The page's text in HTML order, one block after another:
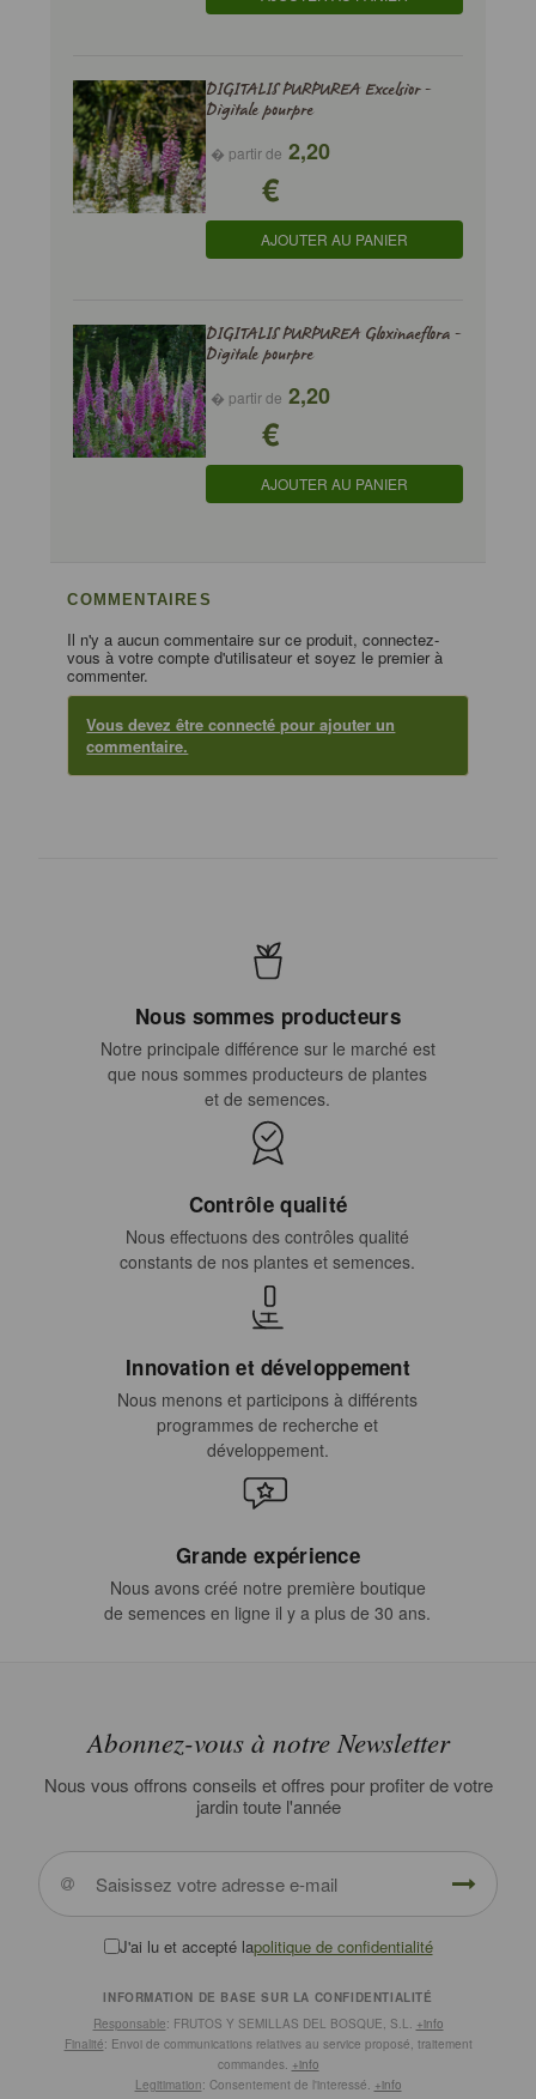
DIGITALIS PURPUREA Excelsior -
Digitale pourpre
� partir de 2,20
€
AJOUTER AU PANIER
DIGITALIS PURPUREA Gloxinaeflora -
Digitale pourpre
� partir de 2,20
€
AJOUTER AU PANIER
COMMENTAIRES
Il n'y a aucun commentaire sur ce produit, connectez-
vous à votre compte d'utilisateur et soyez le premier à
commenter.
Vous devez être connecté pour ajouter un
commentaire.
Nous sommes producteurs
Notre principale différence sur le marché est
que nous sommes producteurs de plantes
et de semences.
Contrôle qualité
Nous effectuons des contrôles qualité
constants de nos plantes et semences.
Innovation et développement
Nous menons et participons à différents
programmes de recherche et
développement.
Grande expérience
Nous avons créé notre première boutique
de semences en ligne il y a plus de 30 ans.
Abonnez-vous à notre Newsletter
Nous vous offrons conseils et offres pour profiter de votre
jardin toute l'année
J'ai lu et accepté lapolitique de confidentialité
INFORMATION DE BASE SUR LA CONFIDENTIALITÉ
Responsable: FRUTOS Y SEMILLAS DEL BOSQUE, S.L. +info
Finalité: Envoi de communications relatives au service proposé, traitement
commandes. +info
Legitimation: Consentement de l'interessé. +info